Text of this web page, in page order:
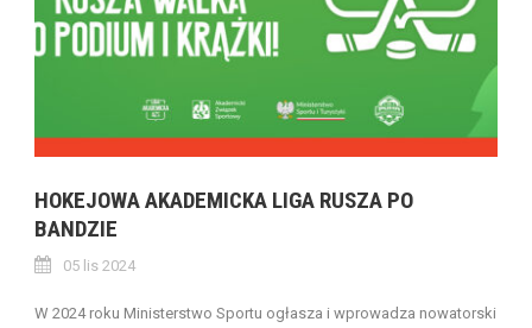
HOKEJOWA AKADEMICKA LIGA RUSZA PO
BANDZIE
05 lis 2024
W 2024 roku Ministerstwo Sportu ogłasza i wprowadza nowatorski